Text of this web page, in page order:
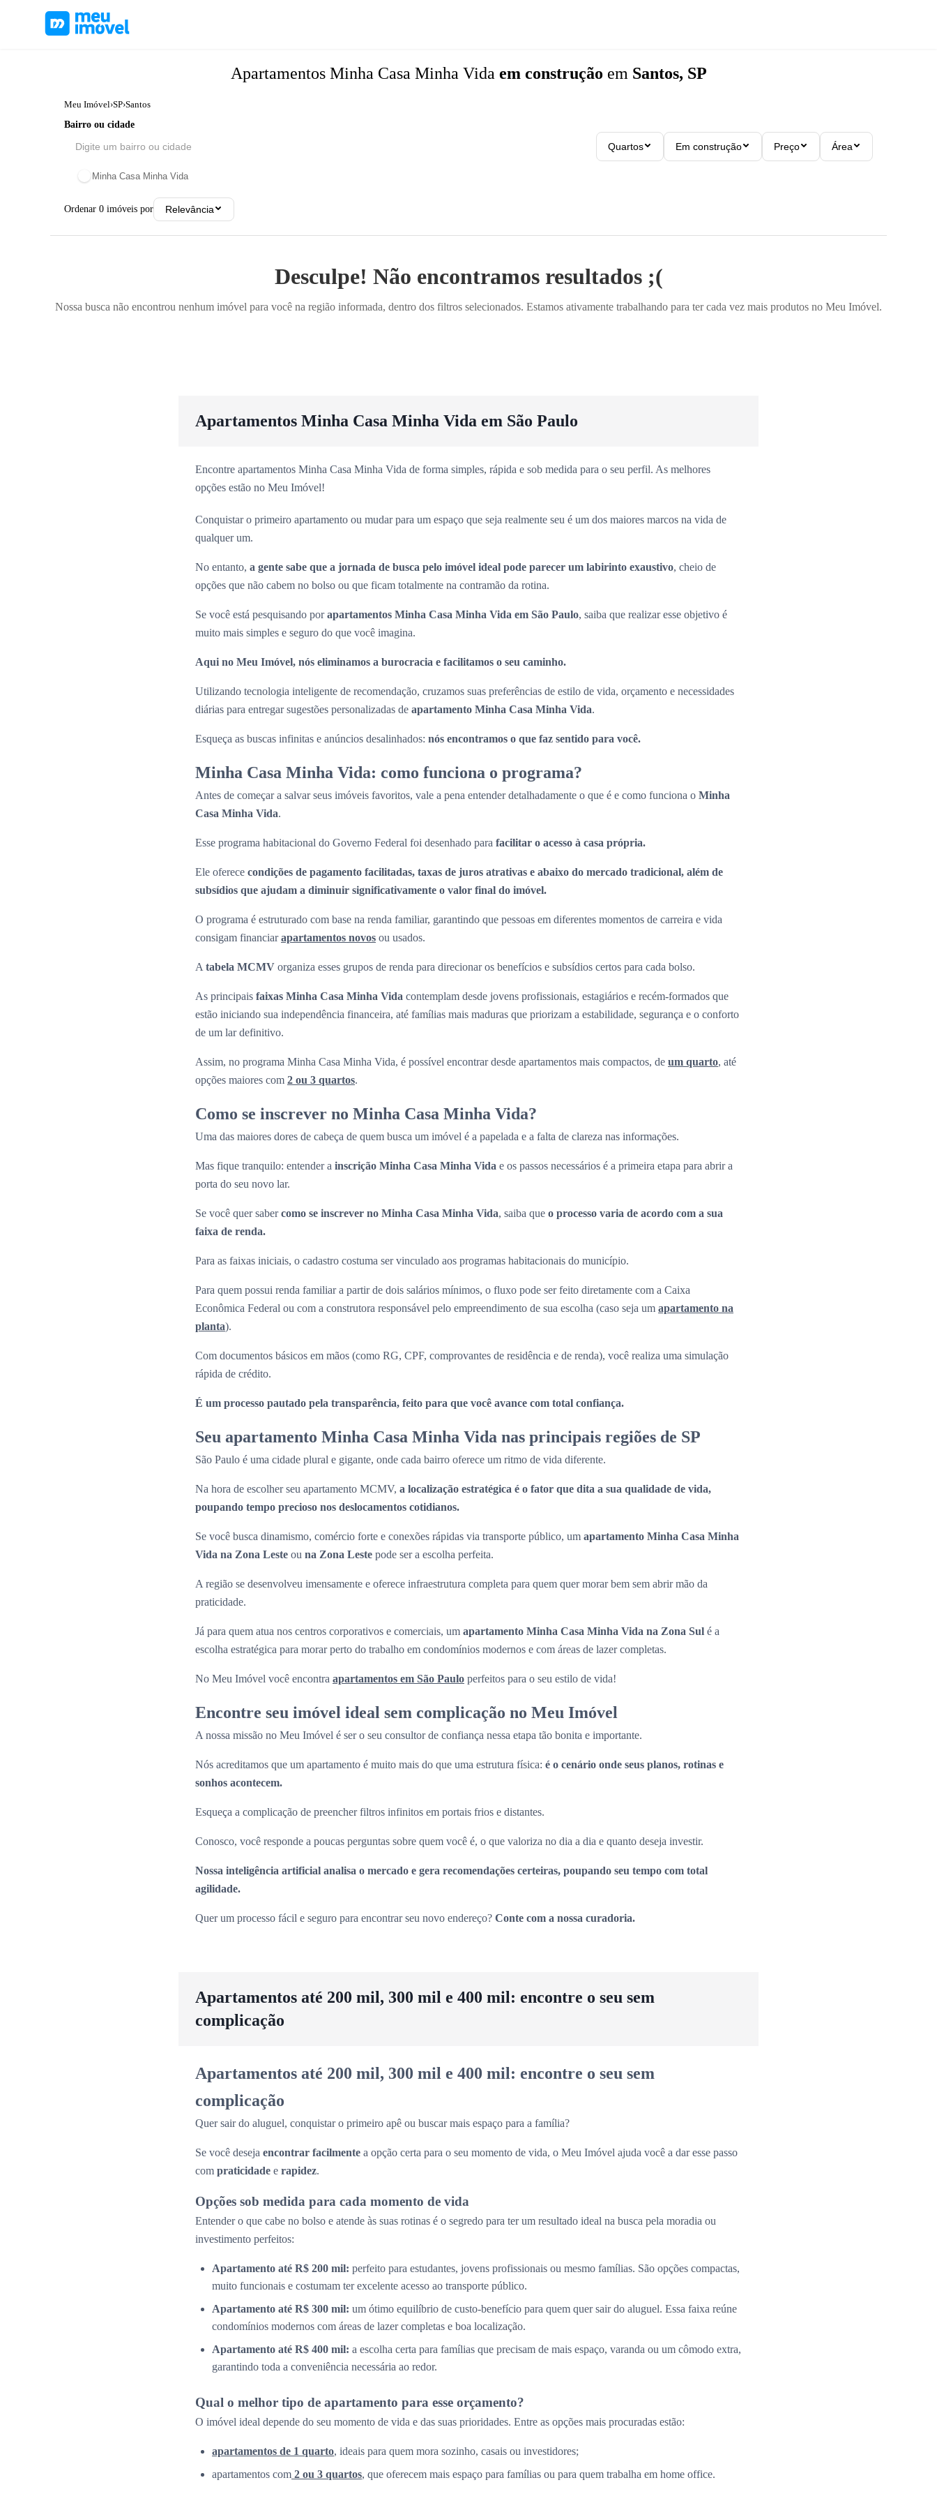
Apartamentos Minha Casa Minha Vida em construção em Santos, SP
Meu Imóvel›SP›Santos
Bairro ou cidade
Quartos Em construção Preço Área
Minha Casa Minha Vida
Ordenar 0 imóveis por Relevância
Desculpe! Não encontramos resultados ;(
Nossa busca não encontrou nenhum imóvel para você na região informada, dentro dos filtros selecionados. Estamos ativamente trabalhando para ter cada vez mais produtos no Meu Imóvel.
Apartamentos Minha Casa Minha Vida em São Paulo
Encontre apartamentos Minha Casa Minha Vida de forma simples, rápida e sob medida para o seu perfil. As melhores
opções estão no Meu Imóvel!
Conquistar o primeiro apartamento ou mudar para um espaço que seja realmente seu é um dos maiores marcos na vida de
qualquer um.
No entanto, a gente sabe que a jornada de busca pelo imóvel ideal pode parecer um labirinto exaustivo, cheio de
opções que não cabem no bolso ou que ficam totalmente na contramão da rotina.
Se você está pesquisando porapartamentos Minha Casa Minha Vida em São Paulo, saiba que realizar esse objetivo é
muito mais simples e seguro do que você imagina.
Aqui no Meu Imóvel, nós eliminamos a burocracia e facilitamos o seu caminho.
Utilizando tecnologia inteligente de recomendação, cruzamos suas preferências de estilo de vida, orçamento e necessidades
diárias para entregar sugestões personalizadas de apartamento Minha Casa Minha Vida.
Esqueça as buscas infinitas e anúncios desalinhados: nós encontramos o que faz sentido para você.
Minha Casa Minha Vida: como funciona o programa?
Antes de começar a salvar seus imóveis favoritos, vale a pena entender detalhadamente o que é e como funciona o Minha
Casa Minha Vida.
Esse programa habitacional do Governo Federal foi desenhado para facilitar o acesso à casa própria.
Ele oferece condições de pagamento facilitadas, taxas de juros atrativas e abaixo do mercado tradicional, além de
subsídios que ajudam a diminuir significativamente o valor final do imóvel.
O programa é estruturado com base na renda familiar, garantindo que pessoas em diferentes momentos de carreira e vida
consigam financiarapartamentos novos ou usados.
A tabela MCMV organiza esses grupos de renda para direcionar os benefícios e subsídios certos para cada bolso.
As principais faixas Minha Casa Minha Vida contemplam desde jovens profissionais, estagiários e recém-formados que
estão iniciando sua independência financeira, até famílias mais maduras que priorizam a estabilidade, segurança e o conforto
de um lar definitivo.
Assim, no programa Minha Casa Minha Vida, é possível encontrar desde apartamentos mais compactos, de um quarto, até
opções maiores com 2 ou 3 quartos.
Como se inscrever no Minha Casa Minha Vida?
Uma das maiores dores de cabeça de quem busca um imóvel é a papelada e a falta de clareza nas informações.
Mas fique tranquilo: entender a inscrição Minha Casa Minha Vida e os passos necessários é a primeira etapa para abrir a
porta do seu novo lar.
Se você quer sabercomo se inscrever no Minha Casa Minha Vida, saiba que o processo varia de acordo com a sua
faixa de renda.
Para as faixas iniciais, o cadastro costuma ser vinculado aos programas habitacionais do município.
Para quem possui renda familiar a partir de dois salários mínimos, o fluxo pode ser feito diretamente com a Caixa
Econômica Federal ou com a construtora responsável pelo empreendimento de sua escolha (caso seja um apartamento na
planta).
Com documentos básicos em mãos (como RG, CPF, comprovantes de residência e de renda), você realiza uma simulação
rápida de crédito.
É um processo pautado pela transparência, feito para que você avance com total confiança.
Seu apartamento Minha Casa Minha Vida nas principais regiões de SP
São Paulo é uma cidade plural e gigante, onde cada bairro oferece um ritmo de vida diferente.
Na hora de escolher seu apartamento MCMV, a localização estratégica é o fator que dita a sua qualidade de vida,
poupando tempo precioso nos deslocamentos cotidianos.
Se você busca dinamismo, comércio forte e conexões rápidas via transporte público, um apartamento Minha Casa Minha
Vida na Zona Leste ou na Zona Leste pode ser a escolha perfeita.
A região se desenvolveu imensamente e oferece infraestrutura completa para quem quer morar bem sem abrir mão da
praticidade.
Já para quem atua nos centros corporativos e comerciais, um apartamento Minha Casa Minha Vida na Zona Sul é a
escolha estratégica para morar perto do trabalho em condomínios modernos e com áreas de lazer completas.
No Meu Imóvel você encontra apartamentos em São Paulo perfeitos para o seu estilo de vida!
Encontre seu imóvel ideal sem complicação no Meu Imóvel
A nossa missão no Meu Imóvel é ser o seu consultor de confiança nessa etapa tão bonita e importante.
Nós acreditamos que um apartamento é muito mais do que uma estrutura física: é o cenário onde seus planos, rotinas e
sonhos acontecem.
Esqueça a complicação de preencher filtros infinitos em portais frios e distantes.
Conosco, você responde a poucas perguntas sobre quem você é, o que valoriza no dia a dia e quanto deseja investir.
Nossa inteligência artificial analisa o mercado e gera recomendações certeiras, poupando seu tempo com total
agilidade.
Quer um processo fácil e seguro para encontrar seu novo endereço? Conte com a nossa curadoria.
Apartamentos até 200 mil, 300 mil e 400 mil: encontre o seu sem
complicação
Apartamentos até 200 mil, 300 mil e 400 mil: encontre o seu sem
complicação
Quer sair do aluguel, conquistar o primeiro apê ou buscar mais espaço para a família?
Se você deseja encontrar facilmente a opção certa para o seu momento de vida, o Meu Imóvel ajuda você a dar esse passo
com praticidade e rapidez.
Opções sob medida para cada momento de vida
Entender o que cabe no bolso e atende às suas rotinas é o segredo para ter um resultado ideal na busca pela moradia ou
investimento perfeitos:
Apartamento até R$ 200 mil: perfeito para estudantes, jovens profissionais ou mesmo famílias. São opções compactas,
muito funcionais e costumam ter excelente acesso ao transporte público.
Apartamento até R$ 300 mil: um ótimo equilíbrio de custo-benefício para quem quer sair do aluguel. Essa faixa reúne
condomínios modernos com áreas de lazer completas e boa localização.
Apartamento até R$ 400 mil: a escolha certa para famílias que precisam de mais espaço, varanda ou um cômodo extra,
garantindo toda a conveniência necessária ao redor.
Qual o melhor tipo de apartamento para esse orçamento?
O imóvel ideal depende do seu momento de vida e das suas prioridades. Entre as opções mais procuradas estão:
apartamentos de 1 quarto, ideais para quem mora sozinho, casais ou investidores;
apartamentos com 2 ou 3 quartos, que oferecem mais espaço para famílias ou para quem trabalha em home office.